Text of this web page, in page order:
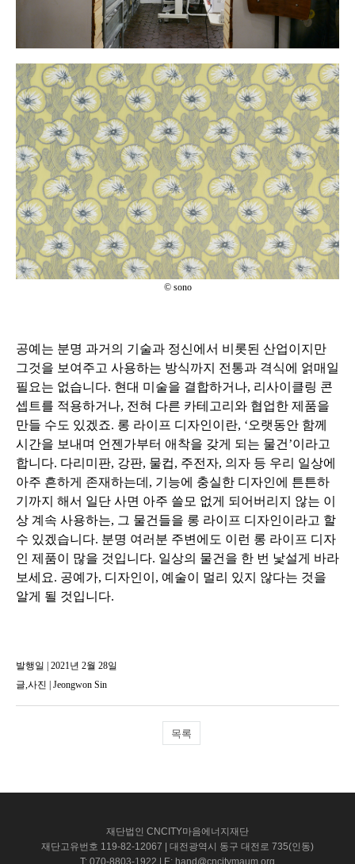
© sono
공예는 분명 과거의 기술과 정신에서 비롯된 산업이지만
그것을 보여주고 사용하는 방식까지 전통과 격식에 얽매일
필요는 없습니다. 현대 미술을 결합하거나, 리사이클링 콘
셉트를 적용하거나, 전혀 다른 카테고리와 협업한 제품을
만들 수도 있겠죠. 롱 라이프 디자인이란, ‘오랫동안 함께
시간을 보내며 언젠가부터 애착을 갖게 되는 물건’이라고
합니다. 다리미판, 강판, 물컵, 주전자, 의자 등 우리 일상에
아주 흔하게 존재하는데, 기능에 충실한 디자인에 튼튼하
기까지 해서 일단 사면 아주 쓸모 없게 되어버리지 않는 이
상 계속 사용하는, 그 물건들을 롱 라이프 디자인이라고 할
수 있겠습니다. 분명 여러분 주변에도 이런 롱 라이프 디자
인 제품이 많을 것입니다. 일상의 물건을 한 번 낯설게 바라
보세요. 공예가, 디자인이, 예술이 멀리 있지 않다는 것을
알게 될 것입니다.
발행일 | 2021년 2월 28일
글,사진 |
Jeongwon Sin
목록
재단법인 CNCITY마음에너지재단
재단고유번호 119-82-12067 | 대전광역시 동구 대전로 735(인동)